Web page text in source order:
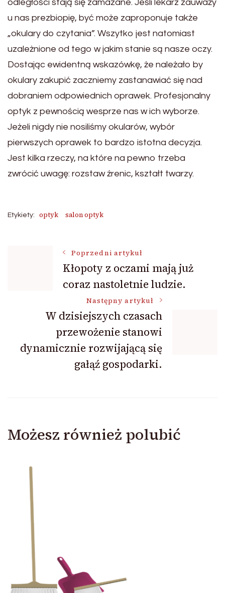
odległości stają się zamazane. Jeśli lekarz zauważy
u nas prezbiopię, być może zaproponuje także
„okulary do czytania”. Wszytko jest natomiast
uzależnione od tego w jakim stanie są nasze oczy.
Dostając ewidentną wskazówkę, że należało by
okulary zakupić zaczniemy zastanawiać się nad
dobraniem odpowiednich oprawek. Profesjonalny
optyk z pewnością wesprze nas w ich wyborze.
Jeżeli nigdy nie nosiliśmy okularów, wybór
pierwszych oprawek to bardzo istotna decyzja.
Jest kilka rzeczy, na które na pewno trzeba
zwrócić uwagę: rozstaw źrenic, kształt twarzy.
Etykiety: optyk salon optyk
Nawigacja
wpisu
Poprzedni artykuł
Kłopoty z oczami mają już
coraz nastoletnie ludzie.
Następny artykuł
W dzisiejszych czasach
przewożenie stanowi
dynamicznie rozwijającą się
gałąź gospodarki.
Możesz również polubić